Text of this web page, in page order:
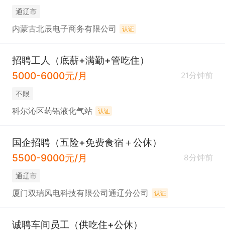
通辽市
内蒙古北辰电子商务有限公司 认证
招聘工人（底薪+满勤+管吃住）
5000-6000元/月
21分钟前
不限
科尔沁区药铝液化气站 认证
国企招聘（五险+免费食宿＋公休）
5500-9000元/月
8分钟前
通辽市
厦门双瑞风电科技有限公司通辽分公司 认证
诚聘车间员工（供吃住+公休）